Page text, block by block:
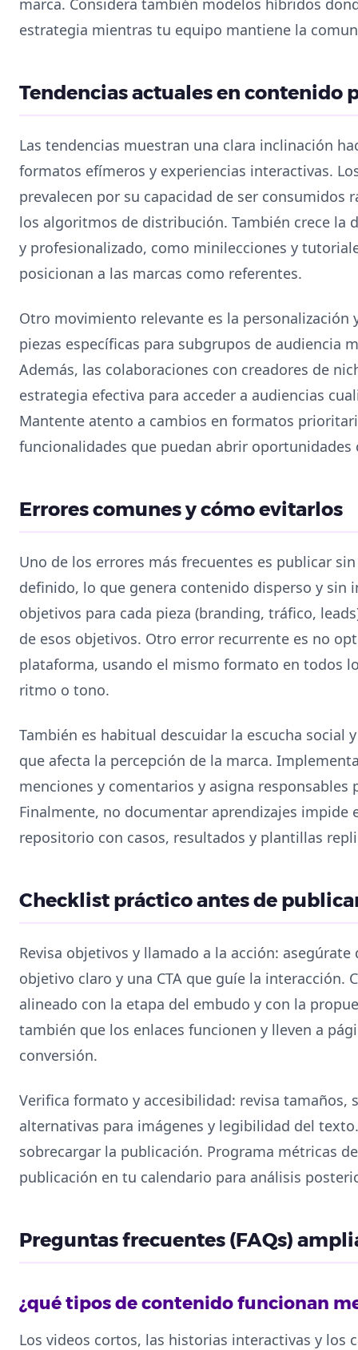
marca. Considera también modelos híbridos
estrategia mientras tu equipo mantiene la
Tendencias actuales en contenido
Las tendencias muestran una clara inclinación
formatos efímeros y experiencias interactivas.
prevalecen por su capacidad de ser consumidos
los algoritmos de distribución. También crece la
y profesionalizado, como minilecciones y
posicionan a las marcas como referentes.
Otro movimiento relevante es la personalización
piezas específicas para subgrupos de audiencia
Además, las colaboraciones con creadores de
estrategia efectiva para acceder a audiencias
Mantente atento a cambios en formatos
funcionalidades que puedan abrir oportunidades
Errores comunes y cómo evitarlos
Uno de los errores más frecuentes es publicar
definido, lo que genera contenido disperso y sin
objetivos para cada pieza (branding, tráfico,
de esos objetivos. Otro error recurrente es no
plataforma, usando el mismo formato en todos
ritmo o tono.
También es habitual descuidar la escucha social
que afecta la percepción de la marca.
menciones y comentarios y asigna
Finalmente, no documentar aprendizajes impide
repositorio con casos, resultados y plantillas
Checklist práctico antes de
Revisa objetivos y llamado a la acción:
objetivo claro y una CTA que guíe la interacción.
alineado con la etapa del embudo y con la
también que los enlaces funcionen y lleven a
conversión.
Verifica formato y accesibilidad: revisa tamaños,
alternativas para imágenes y legibilidad del
sobrecargar la publicación. Programa métricas
publicación en tu calendario para análisis
Preguntas frecuentes (FAQs)
¿qué tipos de contenido funcionan
Los videos cortos, las historias interactivas y los